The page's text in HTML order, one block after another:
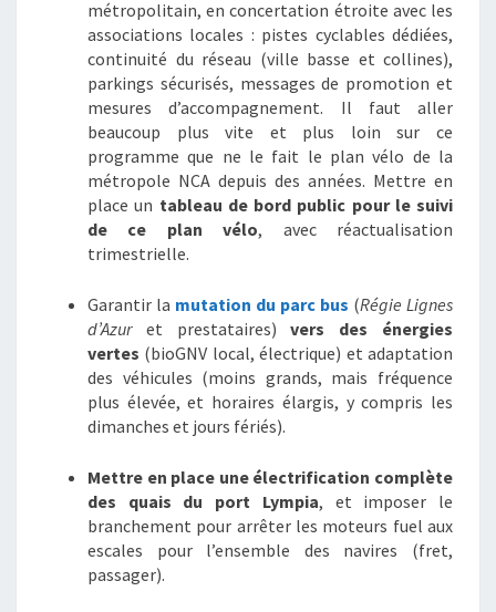
métropolitain, en concertation étroite avec les
associations locales : pistes cyclables dédiées,
continuité du réseau (ville basse et collines),
parkings sécurisés, messages de promotion et
mesures d’accompagnement. Il faut aller
beaucoup plus vite et plus loin sur ce
programme que ne le fait le plan vélo de la
métropole NCA depuis des années. Mettre en
place un tableau de bord public pour le suivi
de ce plan vélo, avec réactualisation
trimestrielle.
Garantir la mutation du parc bus (Régie Lignes
d’Azuret prestataires)vers des énergies
vertes (bioGNV local, électrique) et adaptation
des véhicules (moins grands, mais fréquence
plus élevée, et horaires élargis, y compris les
dimanches et jours fériés).
Mettre en place une électrification complète
des quais du port Lympia, et imposer le
branchement pour arrêter les moteurs fuel aux
escales pour l’ensemble des navires (fret,
passager).